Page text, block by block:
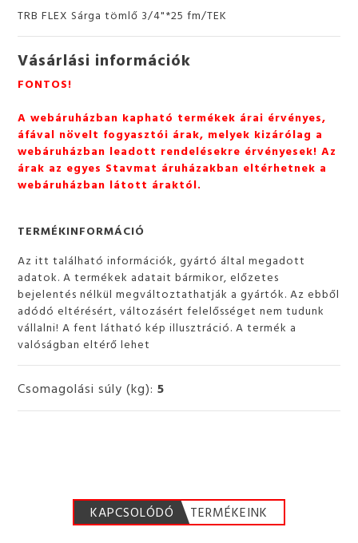
TRB FLEX Sárga tömlő 3/4"*25 fm/TEK
Vásárlási információk
FONTOS!
A webáruházban kapható termékek árai érvényes,
áfával növelt fogyasztói árak, melyek kizárólag a
webáruházban leadott rendelésekre érvényesek! Az
árak az egyes Stavmat áruházakban eltérhetnek a
webáruházban látott áraktól.
TERMÉKINFORMÁCIÓ
Az itt található információk, gyártó által megadott
adatok. A termékek adatait bármikor, előzetes
bejelentés nélkül megváltoztathatják a gyártók. Az ebből
adódó eltérésért, változásért felelősséget nem tudunk
vállalni! A fent látható kép illusztráció. A termék a
valóságban eltérő lehet
Csomagolási súly (kg):5
KAPCSOLÓDÓ TERMÉKEINK